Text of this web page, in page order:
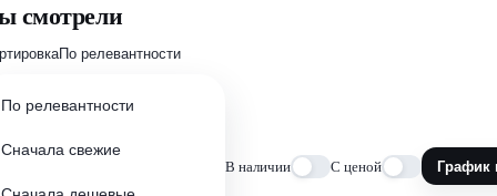
смотрели
По релевантности
По релевантности
Сначала свежие
В наличии С ценой График